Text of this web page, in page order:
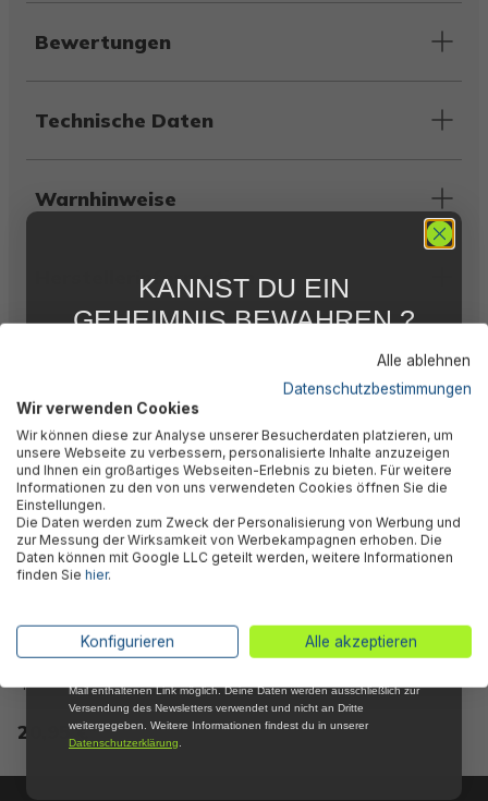
Bewertungen
Technische Daten
Warnhinweise
Herstellerinformation
Flowclear™ PE Bodenplane
396 x 396 cm, blau,
20,95 €*
Alle ablehnen
Datenschutzbestimmungen
Wir verwenden Cookies
Wir können diese zur Analyse unserer Besucherdaten platzieren, um
unsere Webseite zu verbessern, personalisierte Inhalte anzuzeigen
und Ihnen ein großartiges Webseiten-Erlebnis zu bieten. Für weitere
Informationen zu den von uns verwendeten Cookies öffnen Sie die
Einstellungen.
Die Daten werden zum Zweck der Personalisierung von Werbung und
zur Messung der Wirksamkeit von Werbekampagnen erhoben. Die
Daten können mit Google LLC geteilt werden, weitere Informationen
finden Sie hier.
Konfigurieren Alle akzeptieren
KANNST DU EIN
GEHEIMNIS BEWAHREN ?
FÜR DICH
Abonniere jetzt unseren kostenlosen
Newsletter, verpasse keine Neuigkeiten und
Aktionen mehr und sichere Dir 5 %
Willkommensrabatt auf nicht reduzierte Ware
bei Deiner ersten Bestellung !*
Email
*Mit der Anmeldung zum Newsletter stimmst du zu, regelmäßig per E-
Mail über aktuelle Angebote, Aktionen und Produktneuheiten
Mail enthaltenen Link möglich. Deine Daten werden ausschließlich zur
Versendung des Newsletters verwendet und nicht an Dritte
weitergegeben. Weitere Informationen findest du in unserer
Datenschutzerklärung